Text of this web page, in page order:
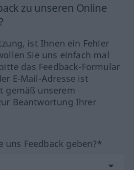
zu unseren Online
ist Ihnen ein Fehler
Sie uns einfach mal
das Feedback-Formular
E-Mail-Adresse ist
gemäß unserem
Beantwortung Ihrer
uns Feedback geben?*